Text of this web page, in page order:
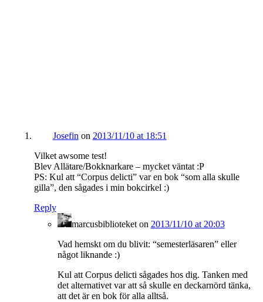
Josefin on 2013/11/10 at 18:51
Vilket awsome test!
Blev Allätare/Bokknarkare – mycket väntat :P
PS: Kul att “Corpus delicti” var en bok “som alla skulle
gilla”, den sågades i min bokcirkel :)
Reply
marcusbiblioteketon 2013/11/10 at 20:03
Vad hemskt om du blivit: “semesterläsaren” eller
något liknande :)
Kul att Corpus delicti sågades hos dig. Tanken med
det alternativet var att så skulle en deckarnörd tänka,
att det är en bok för alla alltså.